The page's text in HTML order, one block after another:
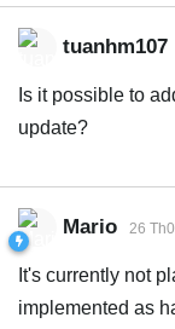
tuanhm107
Is it possible to
update?
Mario 26
It's currently not
implemented as